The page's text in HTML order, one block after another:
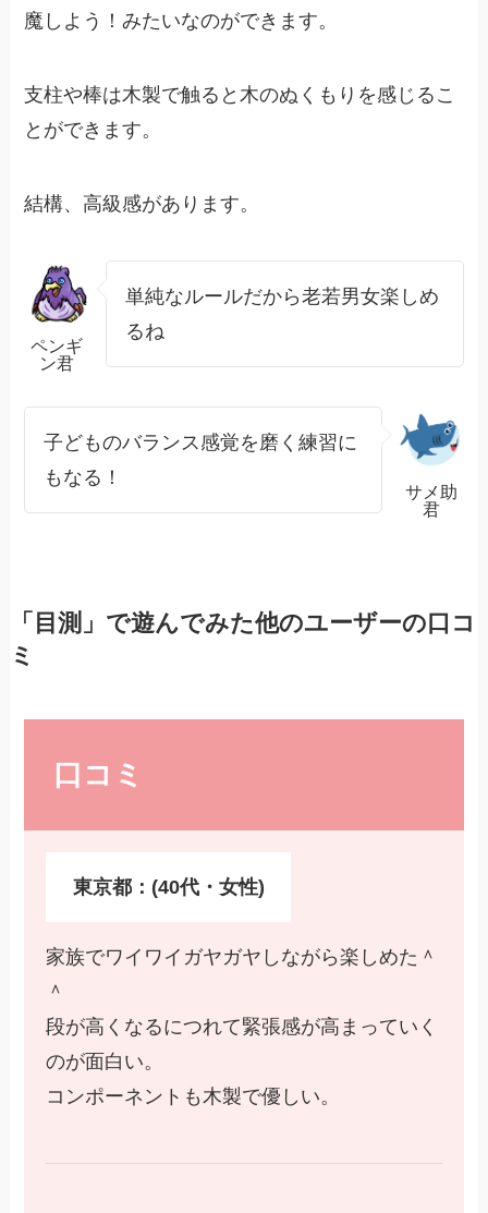
魔しよう！みたいなのができます。
支柱や棒は木製で触ると木のぬくもりを感じるこ
とができます。
結構、高級感があります。
ペンギ
ン君
単純なルールだから老若男女楽しめ
るね
サメ助
君
子どものバランス感覚を磨く練習に
もなる！
「目測」で遊んでみた他のユーザーの口コ
ミ
口コミ
東京都：(40代・女性)
家族でワイワイガヤガヤしながら楽しめた＾
＾
段が高くなるにつれて緊張感が高まっていく
のが面白い。
コンポーネントも木製で優しい。